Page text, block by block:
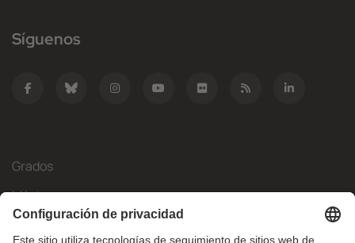
Síguenos
Grados
Másteres
Movilidad Internacional